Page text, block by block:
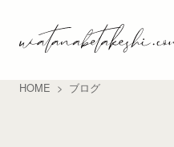
HOME ブログ